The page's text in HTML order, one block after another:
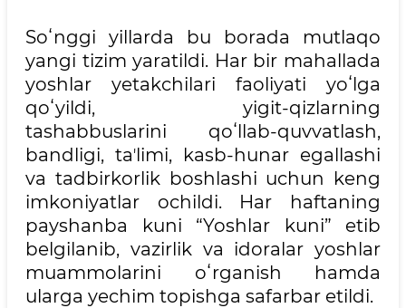
Soʻnggi yillarda bu borada mutlaqo
yangi tizim yaratildi. Har bir mahallada
yoshlar yetakchilari faoliyati yoʻlga
qoʻyildi, yigit-qizlarning
tashabbuslarini qoʻllab-quvvatlash,
bandligi, taʼlimi, kasb-hunar egallashi
va tadbirkorlik boshlashi uchun keng
imkoniyatlar ochildi. Har haftaning
payshanba kuni “Yoshlar kuni” etib
belgilanib, vazirlik va idoralar yoshlar
muammolarini oʻrganish hamda
ularga yechim topishga safarbar etildi.